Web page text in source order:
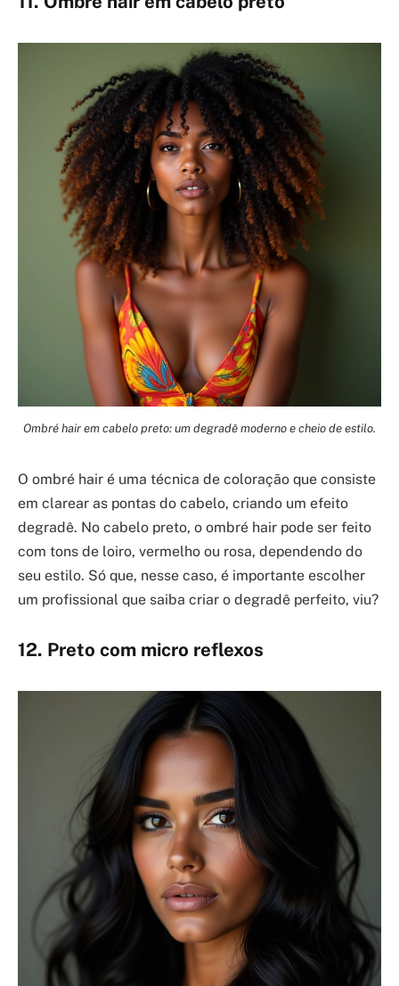
Ombré hair em cabelo preto: um degradê moderno e cheio de estilo.
O ombré hair é uma técnica de coloração que consiste
em clarear as pontas do cabelo, criando um efeito
degradê. No cabelo preto, o ombré hair pode ser feito
com tons de loiro, vermelho ou rosa, dependendo do
seu estilo. Só que, nesse caso, é importante escolher
um profissional que saiba criar o degradê perfeito, viu?
12. Preto com micro reflexos